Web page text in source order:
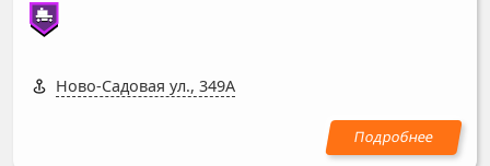
Ново-Садовая ул., 349А